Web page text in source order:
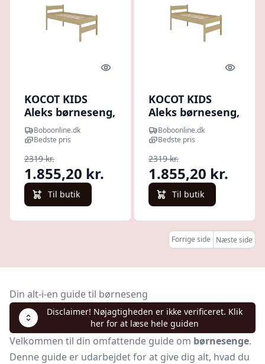
Quick look
KOCOT KIDS
Aleks børneseng,
m. lamelbund, u.
madras - natur
Boboonline.dk
Bedste pris
2319 kr.
1.855,20 kr.
Til butik
Quick
KOCOT KIDS
Aleks børneseng,
m. lamelbund, u.
madras - natur
Boboonline.dk
Bedste pris
2319 kr.
1.855,20 kr.
Til butik
Forrige side Næste side
Din alt-i-en guide til børneseng
Disclaimer! Nøjagtigheden er ikke verificeret. Klik
her for at læse hele guiden
Velkommen til din omfattende guide om børnesenge.
Denne guide er udarbejdet for at give dig alt, hvad du